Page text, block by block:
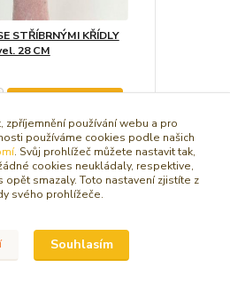
STŘÍBRNÝMI KŘÍDLY
28 CM
zpříjemnění používání webu a pro
používáme cookies podle našich
. Svůj prohlížeč můžete nastavit tak,
cookies neukládaly, respektive,
smazaly. Toto nastavení zjistíte z
svého prohlížeče.
Souhlasím